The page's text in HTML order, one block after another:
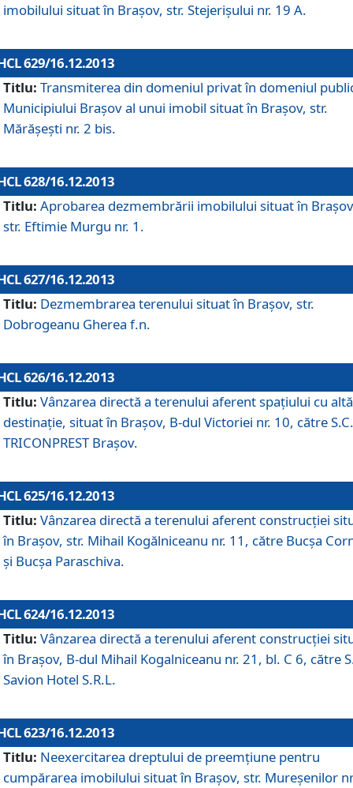
imobilului situat în Braşov, str. Stejerişului nr. 19 A.
629/16.12.2013
Titlu: Transmiterea din domeniul privat în domeniul
Municipiului Braşov al unui imobil situat în Braşov, str.
Mărăşeşti nr. 2 bis.
628/16.12.2013
Titlu: Aprobarea dezmembrării imobilului situat în
str. Eftimie Murgu nr. 1.
627/16.12.2013
Titlu: Dezmembrarea terenului situat în Braşov, str.
Dobrogeanu Gherea f.n.
626/16.12.2013
Titlu: Vânzarea directă a terenului aferent spaţiului cu altă
destinaţie, situat în Braşov, B-dul Victoriei nr. 10, către S.C.
TRICONPREST Braşov.
625/16.12.2013
Titlu: Vânzarea directă a terenului aferent construcţiei
în Braşov, str. Mihail Kogălniceanu nr. 11, către Bucşa
şi Bucşa Paraschiva.
624/16.12.2013
Titlu: Vânzarea directă a terenului aferent construcţiei
în Braşov, B-dul Mihail Kogalniceanu nr. 21, bl. C 6, către
Savion Hotel S.R.L.
623/16.12.2013
Titlu: Neexercitarea dreptului de preemţiune pentru
cumpărarea imobilului situat în Braşov, str. Mureşenilor